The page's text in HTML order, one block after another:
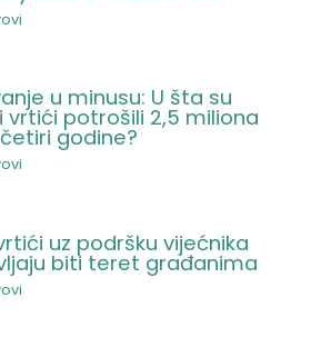
u minusu: U šta su
vrtići potrošili 2,5 miliona
godine?
uz podršku vijećnika
biti teret građanima